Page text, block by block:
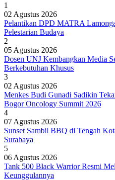
1
02 Agustus 2026
Pelantikan DPD MATRA
Pelestarian Budaya
2
05 Agustus 2026
Dosen UNJ Kembangkan Media
Berkebutuhan Khusus
3
02 Agustus 2026
Menkes Budi Gunadi Sadikin
Bogor Oncology Summit 2026
4
07 Agustus 2026
Sunset Sambil BBQ di Tengah
Surabaya
5
06 Agustus 2026
Tank 500 Black Warrior Resmi
Keunggulannya